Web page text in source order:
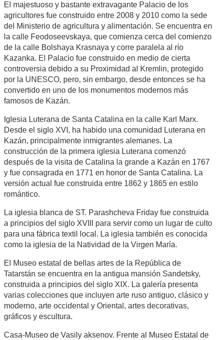
El majestuoso y bastante extravagante Palacio de los
agricultores fue construido entre 2008 y 2010 como la sede
del Ministerio de agricultura y alimentación. Se encuentra en
la calle Feodoseevskaya, que comienza cerca del comienzo
de la calle Bolshaya Krasnaya y corre paralela al río
Kazanka. El Palacio fue construido en medio de cierta
controversia debido a su Proximidad al Kremlin, protegido
por la UNESCO, pero, sin embargo, desde entonces se ha
convertido en uno de los monumentos modernos más
famosos de Kazán.
Iglesia Luterana de Santa Catalina en la calle Karl Marx.
Desde el siglo XVI, ha habido una comunidad Luterana en
Kazán, principalmente inmigrantes alemanes. La
construcción de la primera iglesia Luterana comenzó
después de la visita de Catalina la grande a Kazán en 1767
y fue consagrada en 1771 en honor de Santa Catalina. La
versión actual fue construida entre 1862 y 1865 en estilo
romántico.
La iglesia blanca de ST. Parashcheva Friday fue construida
a principios del siglo XVIII para servir como un lugar de culto
para una fábrica textil local. La iglesia también es conocida
como la iglesia de la Natividad de la Virgen María.
El Museo estatal de bellas artes de la República de
Tatarstán se encuentra en la antigua mansión Sandetsky,
construida a principios del siglo XIX. La galería presenta
varias colecciones que incluyen arte ruso antiguo, clásico y
moderno, arte occidental y Oriental, artes decorativas,
gráficos y escultura.
Casa-Museo de Vasily aksenov. Frente al Museo Estatal de